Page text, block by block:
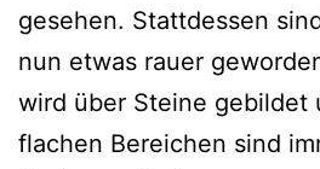
gesehen. Stattdessen
nun etwas rauer
wird über Steine gebildet
flachen Bereichen sind